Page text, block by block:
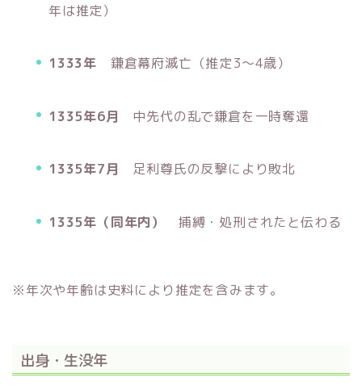
年は推定）
1333年 鎌倉幕府滅亡（推定3〜4歳）
1335年6月 中先代の乱で鎌倉を一時奪還
1335年7月 足利尊氏の反撃により敗北
1335年（同年内） 捕縛・処刑されたと伝わる
※年次や年齢は史料により推定を含みます。
出身・生没年